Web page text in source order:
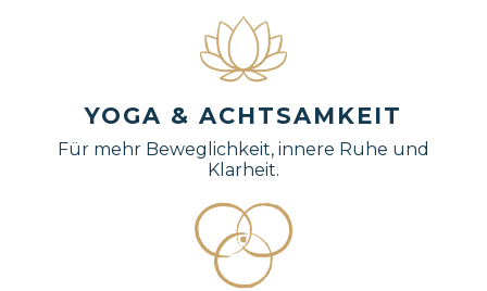
YOGA & ACHTSAMKEIT
Für mehr Beweglichkeit, innere Ruhe und
Klarheit.